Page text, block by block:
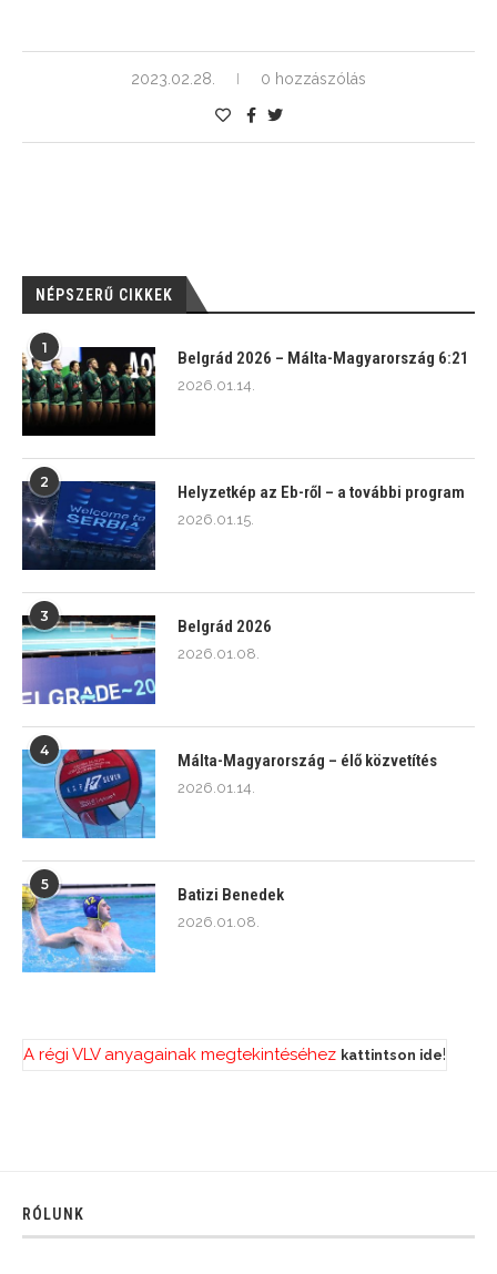
2023.02.28. 0 hozzászólás
NÉPSZERŰ CIKKEK
1
Belgrád 2026 – Málta-Magyarország 6:21
2026.01.14.
2
Helyzetkép az Eb-ről – a további program
2026.01.15.
3
Belgrád 2026
2026.01.08.
4
Málta-Magyarország – élő közvetítés
2026.01.14.
5
Batizi Benedek
2026.01.08.
A régi VLV anyagainak megtekintéséhez kattintson ide!
RÓLUNK